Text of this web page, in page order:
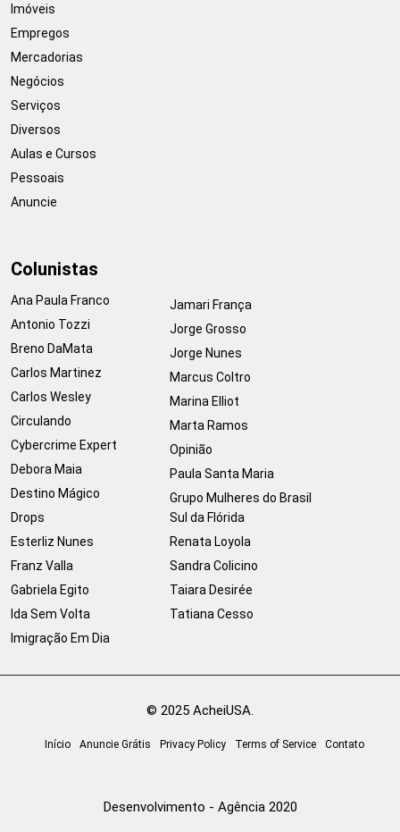
Imóveis
Empregos
Mercadorias
Negócios
Serviços
Diversos
Aulas e Cursos
Pessoais
Anuncie
Colunistas
Ana Paula Franco
Antonio Tozzi
Breno DaMata
Carlos Martinez
Carlos Wesley
Circulando
Cybercrime Expert
Debora Maia
Destino Mágico
Drops
Esterliz Nunes
Franz Valla
Gabriela Egito
Ida Sem Volta
Imigração Em Dia
Jamari França
Jorge Grosso
Jorge Nunes
Marcus Coltro
Marina Elliot
Marta Ramos
Opinião
Paula Santa Maria
Grupo Mulheres do Brasil
Sul da Flórida
Renata Loyola
Sandra Colicino
Taiara Desirée
Tatiana Cesso
© 2025 AcheiUSA.
Início Anuncie Grátis Privacy Policy Terms of Service Contato
Desenvolvimento - Agência 2020